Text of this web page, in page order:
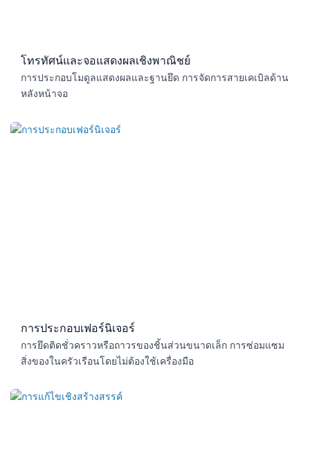
โทรทัศน์และจอแสดงผลเชิงพาณิชย์
การประกอบโมดูลแสดงผลและฐานยึด การจัดการสายเคเบิลด้าน
หลังหน้าจอ
การประกอบเฟอร์นิเจอร์
การยึดติดชั่วคราวหรือถาวรของชิ้นส่วนขนาดเล็ก การซ่อมแซม
สิ่งของในครัวเรือนโดยไม่ต้องใช้เครื่องมือ